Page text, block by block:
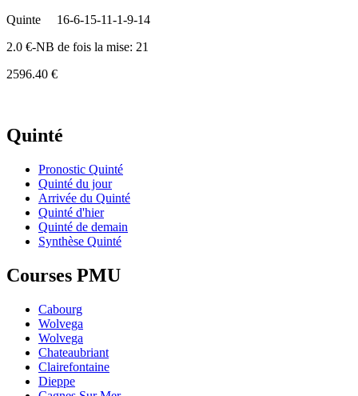
Quinte
16-6-15-11-1-9-14
2.0 €-NB de fois la mise: 21
2596.40 €
Quinté
Pronostic Quinté
Quinté du jour
Arrivée du Quinté
Quinté d'hier
Quinté de demain
Synthèse Quinté
Courses PMU
Cabourg
Wolvega
Wolvega
Chateaubriant
Clairefontaine
Dieppe